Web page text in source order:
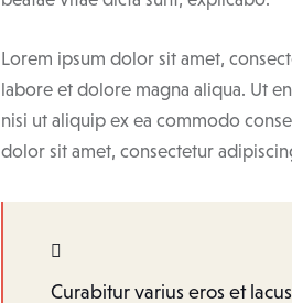
Lorem ipsum dolor sit amet,
labore et dolore magna aliqua. Ut
nisi ut aliquip ex ea commodo
dolor sit amet, consectetur
Curabitur varius eros et